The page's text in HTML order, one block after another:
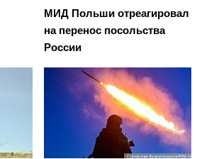
МИД Польши отреагировал
на перенос посольства
России